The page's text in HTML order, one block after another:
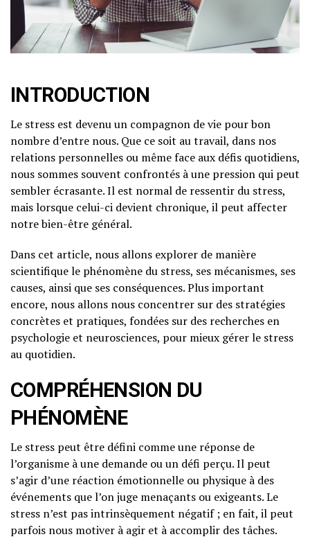
INTRODUCTION
Le stress est devenu un compagnon de vie pour bon
nombre d’entre nous. Que ce soit au travail, dans nos
relations personnelles ou même face aux défis quotidiens,
nous sommes souvent confrontés à une pression qui peut
sembler écrasante. Il est normal de ressentir du stress,
mais lorsque celui-ci devient chronique, il peut affecter
notre bien-être général.
Dans cet article, nous allons explorer de manière
scientifique le phénomène du stress, ses mécanismes, ses
causes, ainsi que ses conséquences. Plus important
encore, nous allons nous concentrer sur des stratégies
concrètes et pratiques, fondées sur des recherches en
psychologie et neurosciences, pour mieux gérer le stress
au quotidien.
COMPRÉHENSION DU
PHÉNOMÈNE
Le stress peut être défini comme une réponse de
l’organisme à une demande ou un défi perçu. Il peut
s’agir d’une réaction émotionnelle ou physique à des
événements que l’on juge menaçants ou exigeants. Le
stress n’est pas intrinsèquement négatif ; en fait, il peut
parfois nous motiver à agir et à accomplir des tâches.